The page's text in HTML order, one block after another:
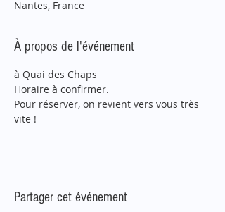
Nantes, France
À propos de l'événement
à Quai des Chaps
Horaire à confirmer.
Pour réserver, on revient vers vous très
vite !
Partager cet événement